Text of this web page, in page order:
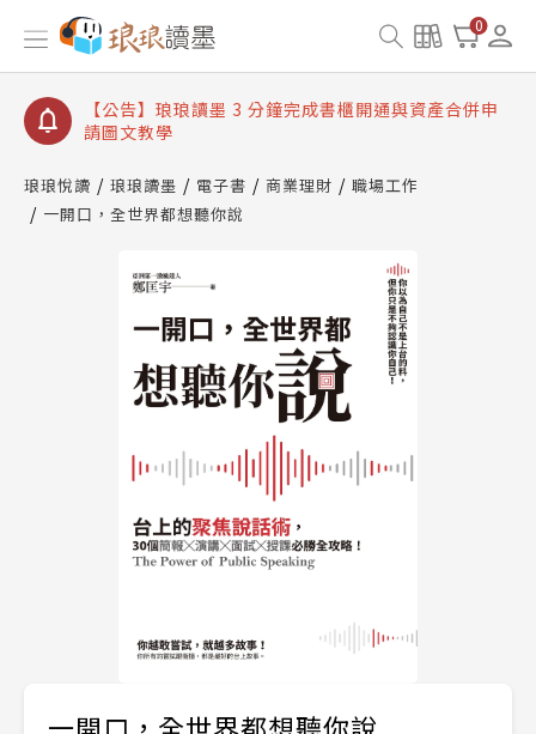
0
【公告】琅琅讀墨數位閱讀資產合併與書櫃開通申請
【公告】琅琅讀墨書櫃開通常見問題
【公告】琅琅讀墨 3 分鐘完成書櫃開通與資產合併申
請圖文教學
查詢
【公告】琅琅讀墨數位閱讀資產合併與書櫃開通申請
琅琅悅讀 琅琅讀墨 電子書 商業理財
職場工作
一開口，全世界都想聽你說